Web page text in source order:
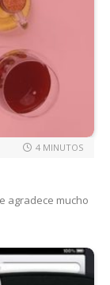
4 MINUTOS
agradece mucho